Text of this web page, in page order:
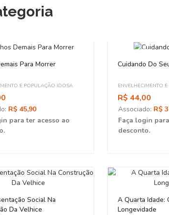
Para Morrer
E POPULAÇÃO IDOSA
R$ 45,90
para ter acesso ao
Social Na
Da Velhice
Cuidando Do
ENVELHECIMENTO
R$ 44,00
Associado: R$
Faça login
desconto.
A Quarta Idade:
Longevidade